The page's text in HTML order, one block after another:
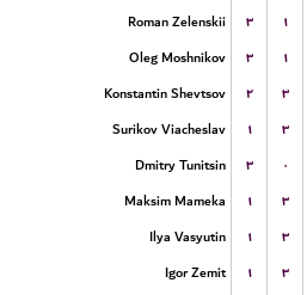
Roman Zelenskii
۳ ۱
Oleg Moshnikov
۳ ۱
Konstantin Shevtsov
۲ ۳
Surikov Viacheslav
۱ ۳
Dmitry Tunitsin
۳ ۰
Maksim Mameka
۱ ۳
Ilya Vasyutin
۱ ۳
Igor Zemit
۱ ۳